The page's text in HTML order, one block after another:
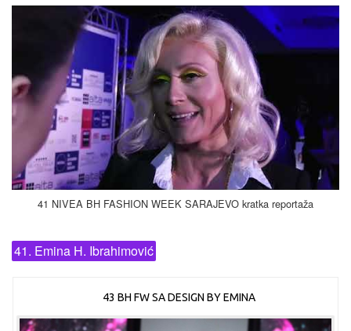
41 NIVEA BH FASHION WEEK SARAJEVO kratka reportaža
41. Emina H. Ibrahimović
43 BH FW SA DESIGN BY EMINA